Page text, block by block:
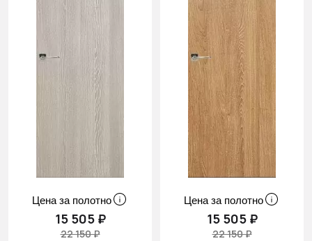
Цена за полотно
15 505 ₽
22 150 ₽
Цена за полотно
15 505 ₽
22 150 ₽